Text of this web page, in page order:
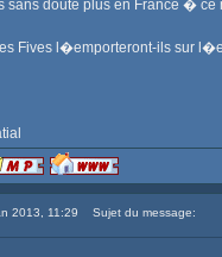
sans doute plus en France �
Fives l�emporteront-ils sur
2013, 11:29 Sujet du message: